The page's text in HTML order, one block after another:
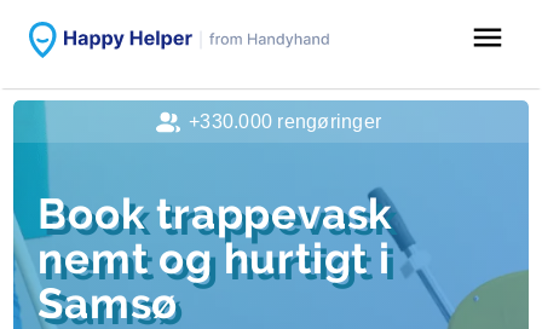
menu
Book trappevask
nemt og hurtigt i
Samsø
+330.000 rengøringer